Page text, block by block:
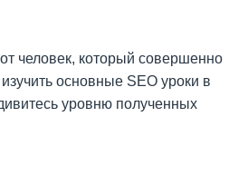
человек, который совершенно
основные SEO уроки в
уровню полученных